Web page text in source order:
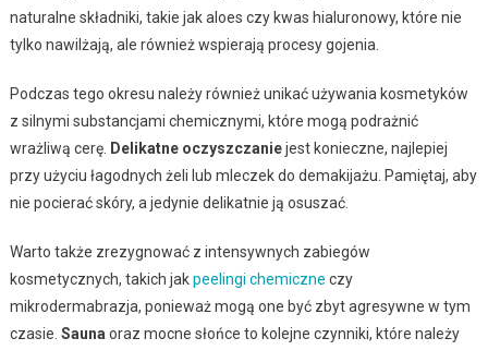
naturalne składniki, takie jak aloes czy kwas hialuronowy, które nie
tylko nawilżają, ale również wspierają procesy gojenia.
Podczas tego okresu należy również unikać używania kosmetyków
z silnymi substancjami chemicznymi, które mogą podrażnić
wrażliwą cerę. Delikatne oczyszczaniejest konieczne, najlepiej
przy użyciu łagodnych żeli lub mleczek do demakijażu. Pamiętaj, aby
nie pocierać skóry, a jedynie delikatnie ją osuszać.
Warto także zrezygnować z intensywnych zabiegów
kosmetycznych, takich jakpeelingi chemiczne czy
mikrodermabrazja, ponieważ mogą one być zbyt agresywne w tym
czasie. Sauna oraz mocne słońce to kolejne czynniki, które należy